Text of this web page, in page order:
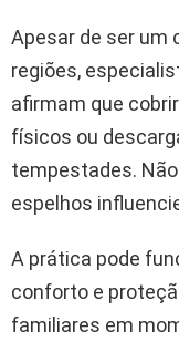
Apesar de ser um
regiões,
afirmam que
físicos ou
tempestades.
espelhos
A prática pode
conforto e
familiares em